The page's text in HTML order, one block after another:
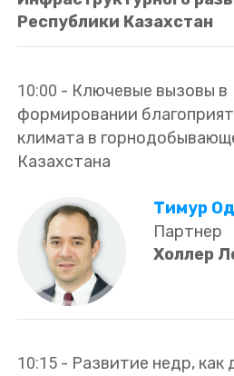
Республики Казахстан
10:00 - Ключевые вызовы в
формировании
климата в
Казахстана
Тимур
Партнер
Холлер
10:15 - Развитие недр, как